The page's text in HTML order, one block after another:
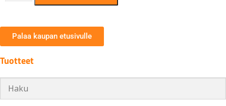
Palaa kaupan etusivulle
Tuotteet